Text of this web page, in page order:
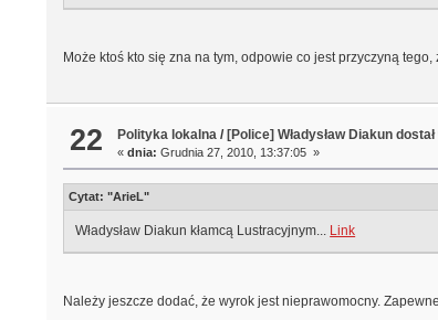
Może ktoś kto się zna na tym, odpowie co jest przyczyną
22 Polityka lokalna /[Police] Władysław Diakun
«dnia: Grudnia 27, 2010, 13:37:05 »
Cytat: "ArieL"
Władysław Diakun kłamcą Lustracyjnym... Link
Należy jeszcze dodać, że wyrok jest nieprawomocny.